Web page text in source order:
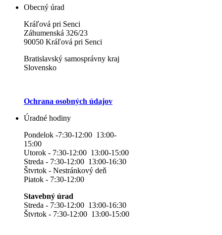
Obecný úrad
Kráľová pri Senci
Záhumenská 326/23
90050 Kráľová pri Senci
Bratislavský samosprávny kraj
Slovensko
Ochrana osobných údajov
Úradné hodiny
Pondelok -7:30-12:00 13:00-
15:00
Utorok - 7:30-12:00 13:00-15:00
Streda - 7:30-12:00 13:00-16:30
Štvrtok - Nestránkový deň
Piatok - 7:30-12:00
Stavebný úrad
Streda - 7:30-12:00 13:00-16:30
Štvrtok - 7:30-12:00 13:00-15:00